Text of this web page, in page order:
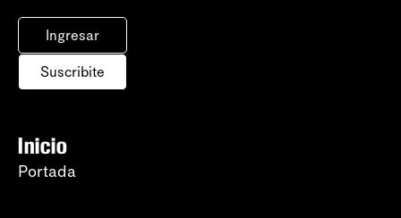
Ingresar
Suscribite
Inicio
Portada